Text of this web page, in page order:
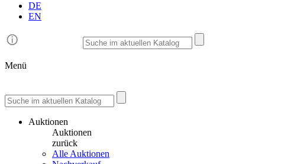
DE
EN
Menü
Auktionen
Auktionen
zurück
Alle Auktionen